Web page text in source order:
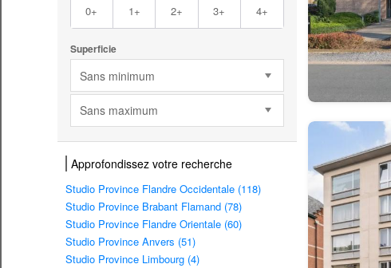
0+ 1+ 2+ 3+ 4+
Superficie
Sans minimum
Sans maximum
Approfondissez votre recherche
Studio Province Flandre Occidentale (118)
Studio Province Brabant Flamand (78)
Studio Province Flandre Orientale (60)
Studio Province Anvers (51)
Studio Province Limbourg (4)